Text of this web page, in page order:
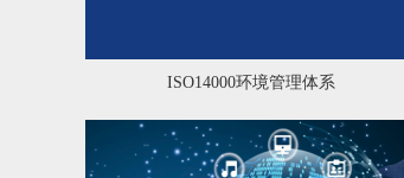
ISO14000环境管理体系